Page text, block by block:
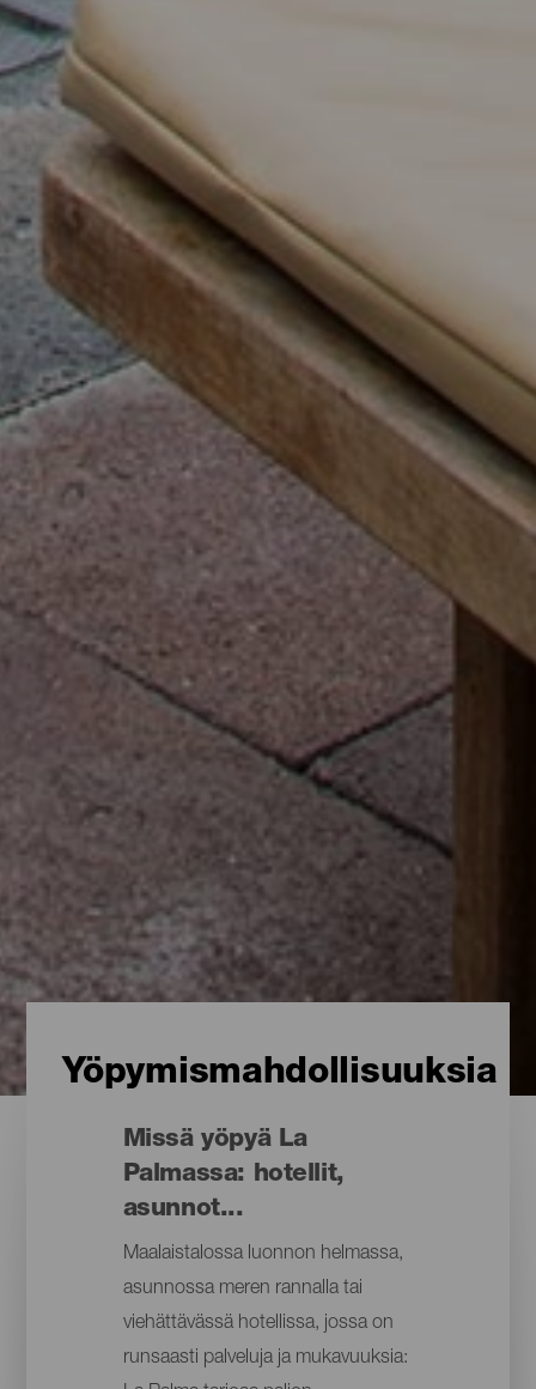
Yöpymismahdollisuuksia
Missä yöpyä La
Palmassa: hotellit,
asunnot...
Maalaistalossa luonnon helmassa,
asunnossa meren rannalla tai
viehättävässä hotellissa, jossa on
runsaasti palveluja ja mukavuuksia: